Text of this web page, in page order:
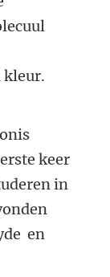
keer
in
en